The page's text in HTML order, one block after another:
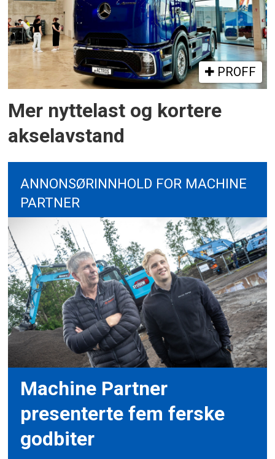
PROFF
Mer nyttelast og kortere
akselavstand
ANNONSØRINNHOLD FOR MACHINE
PARTNER
Machine Partner
presenterte fem ferske
godbiter